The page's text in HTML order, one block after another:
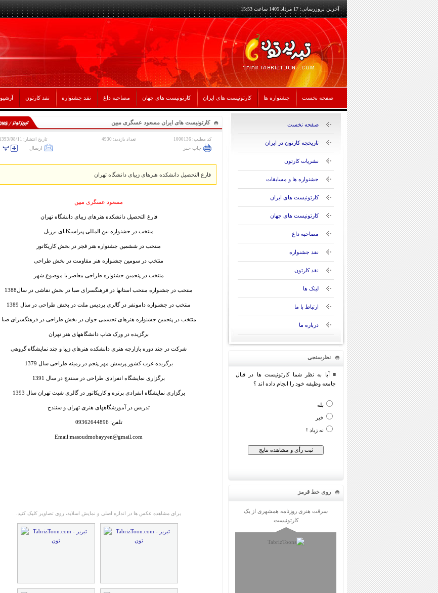
آخرین بروزرسانی: 17 مرداد 1405 ساعت 15:53
صفحه نخست جشنواره ها کارتونیست های ایران کارتونیست های جهان مصاحبه داغ نقد جشنواره نقد کارتون آرشیو
صفحه نخست
تاریخچه کارتون در ایران
نشریات کارتون
جشنواره ها و مسابقات
کارتونیست های ایران
کارتونیست های جهان
مصاحبه داغ
نقد جشنواره
نقد کارتون
لینک ها
ارتباط با ما
درباره ما
نظرسنجی
≡ آیا به نظر شما کارتونیست ها در قبال
جامعه وظیفه خود را انجام داده اند ؟
بله
خیر
نه زیاد !
روی خط قرمز
سرقت هنری روزنامه همشهری از یک
کارتونیست
کارتونیست های ایران مسعود عسگری مبین
کد مطلب: 1000136 تعداد بازدید: 4930 تاریخ انتشار: 1393/08/11 12:28
چاپ خبر ارسال
فارغ التحصیل دانشکده هنرهای زیبای دانشگاه تهران
مسعود عسگری مبین
فارغ التحصیل دانشکده هنرهای زیبای دانشگاه تهران
منتخب در جشنواره بین المللی پیراسیکابای برزیل
منتخب در ششمین جشنواره هنر فجر در بخش کاریکاتور
منتخب در سومین جشنواره هنر مقاومت در بخش طراحی
منتخب در پنجمین جشنواره طراحی معاصر با موضوع شهر
منتخب در جشنواره منتخب استانها در فرهنگسرای صبا در بخش نقاشی در سال1388
منتخب در جشنواره دامونفر در گالری پردیس ملت در بخش طراحی در سال 1389
منتخب در پنجمین جشنواره هنرهای تجسمی جوان در بخش طراحی در فرهنگسرای صبا
برگزیده در ورک شاپ دانشگاههای هنر تهران
شرکت در چند دوره بازارچه هنری دانشکده هنرهای زیبا و چند نمایشگاه گروهی
برگزیده غرب کشور پرسش مهر پنجم در زمینه طراحی سال 1379
برگزاری نمایشگاه انفرادی طراحی در سنندج در سال 1391
برگزاری نمایشگاه انفرادی پرتره و کاریکاتور در گالری شیث تهران سال 1393
تدریس در آموزشگاههای هنری تهران و سنندج
تلفن: 09362644896
Email:masoudmobayyen@gmail.com
برای مشاهده عکس ها در اندازه اصلی و نمایش اسلاید، روی تصاویر کلیک کنید.